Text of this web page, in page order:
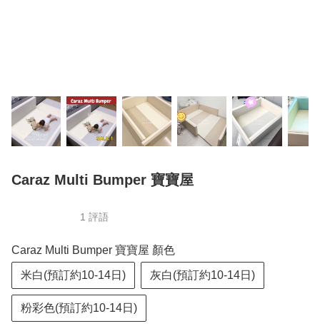
Caraz Multi Bumper 寶寶屋
1 評語
Caraz Multi Bumper 寶寶屋 顏色
米白(預訂約10-14日) 灰白(預訂約10-14日)
粉彩色(預訂約10-14日)